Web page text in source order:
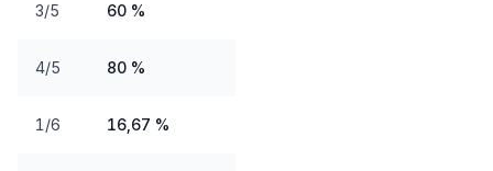
3/5 60 %
4/5 80 %
1/6 16,67 %